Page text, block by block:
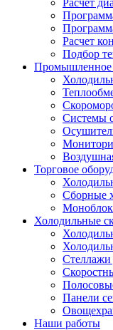
Расчет
Подбор
Промышленное
Системы
Торговое
Сборные
Холодильные
Стеллажи
Панели
Наши работы